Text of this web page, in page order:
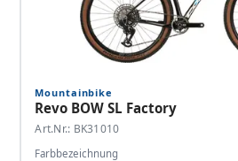
Mountainbike
Revo BOW SL Factory
Art.Nr.: BK31010
Farbbezeichnung